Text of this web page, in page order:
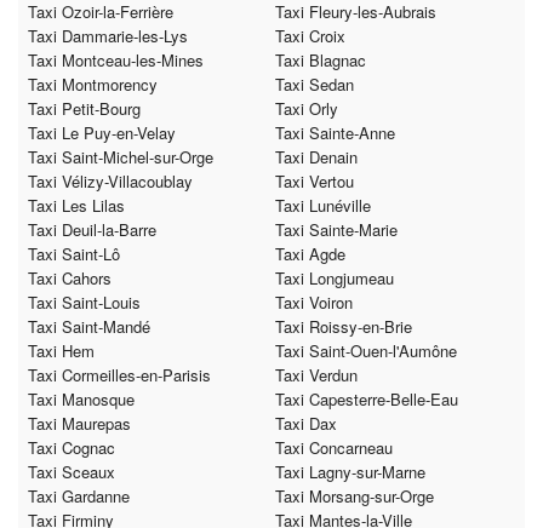
Taxi Ozoir-la-Ferrière
Taxi Fleury-les-Aubrais
Taxi Dammarie-les-Lys
Taxi Croix
Taxi Montceau-les-Mines
Taxi Blagnac
Taxi Montmorency
Taxi Sedan
Taxi Petit-Bourg
Taxi Orly
Taxi Le Puy-en-Velay
Taxi Sainte-Anne
Taxi Saint-Michel-sur-Orge
Taxi Denain
Taxi Vélizy-Villacoublay
Taxi Vertou
Taxi Les Lilas
Taxi Lunéville
Taxi Deuil-la-Barre
Taxi Sainte-Marie
Taxi Saint-Lô
Taxi Agde
Taxi Cahors
Taxi Longjumeau
Taxi Saint-Louis
Taxi Voiron
Taxi Saint-Mandé
Taxi Roissy-en-Brie
Taxi Hem
Taxi Saint-Ouen-l'Aumône
Taxi Cormeilles-en-Parisis
Taxi Verdun
Taxi Manosque
Taxi Capesterre-Belle-Eau
Taxi Maurepas
Taxi Dax
Taxi Cognac
Taxi Concarneau
Taxi Sceaux
Taxi Lagny-sur-Marne
Taxi Gardanne
Taxi Morsang-sur-Orge
Taxi Firminy
Taxi Mantes-la-Ville